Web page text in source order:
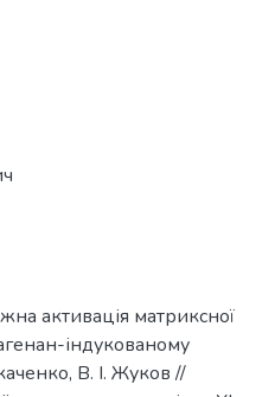
активація матриксної
індукованому
В. І. Жуков //